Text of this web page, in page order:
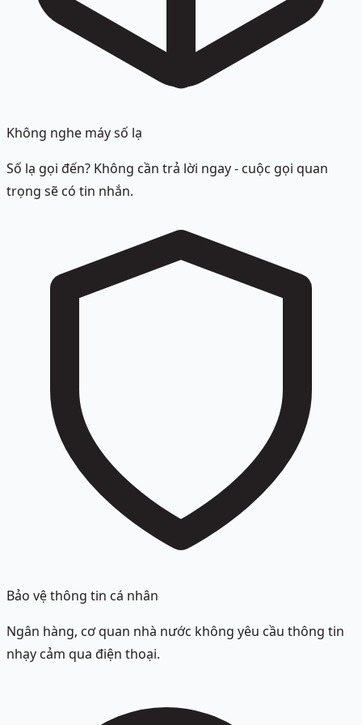
Không nghe máy số lạ
Số lạ gọi đến? Không cần trả lời ngay - cuộc gọi quan
trọng sẽ có tin nhắn.
Bảo vệ thông tin cá nhân
Ngân hàng, cơ quan nhà nước không yêu cầu thông tin
nhạy cảm qua điện thoại.